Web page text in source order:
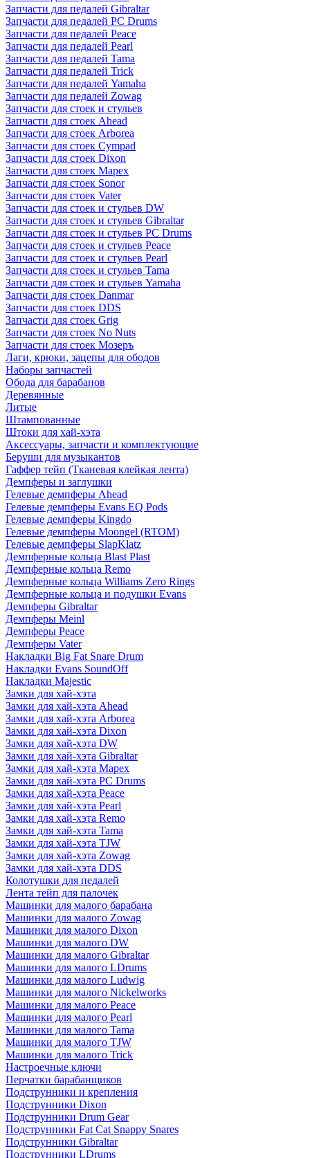
Запчасти для педалей Gibraltar
Запчасти для педалей PC Drums
Запчасти для педалей Peace
Запчасти для педалей Pearl
Запчасти для педалей Tama
Запчасти для педалей Trick
Запчасти для педалей Yamaha
Запчасти для педалей Zowag
Запчасти для стоек и стульев
Запчасти для стоек Ahead
Запчасти для стоек Arborea
Запчасти для стоек Cympad
Запчасти для стоек Dixon
Запчасти для стоек Mapex
Запчасти для стоек Sonor
Запчасти для стоек Vater
Запчасти для стоек и стульев DW
Запчасти для стоек и стульев Gibraltar
Запчасти для стоек и стульев PC Drums
Запчасти для стоек и стульев Peace
Запчасти для стоек и стульев Pearl
Запчасти для стоек и стульев Tama
Запчасти для стоек и стульев Yamaha
Запчасти для стоек Danmar
Запчасти для стоек DDS
Запчасти для стоек Grig
Запчасти для стоек No Nuts
Запчасти для стоек Мозеръ
Лаги, крюки, зацепы для ободов
Наборы запчастей
Обода для барабанов
Деревянные
Литые
Штампованные
Штоки для хай-хэта
Аксессуары, запчасти и комплектующие
Беруши для музыкантов
Гаффер тейп (Тканевая клейкая лента)
Демпферы и заглушки
Гелевые демпферы Ahead
Гелевые демпферы Evans EQ Pods
Гелевые демпферы Kingdo
Гелевые демпферы Moongel (RTOM)
Гелевые демпферы SlapKlatz
Демпферные кольца Blast Plast
Демпферные кольца Remo
Демпферные кольца Williams Zero Rings
Демпферные кольца и подушки Evans
Демпферы Gibraltar
Демпферы Meinl
Демпферы Peace
Демпферы Vater
Накладки Big Fat Snare Drum
Накладки Evans SoundOff
Накладки Majestic
Замки для хай-хэта
Замки для хай-хэта Ahead
Замки для хай-хэта Arborea
Замки для хай-хэта Dixon
Замки для хай-хэта DW
Замки для хай-хэта Gibraltar
Замки для хай-хэта Mapex
Замки для хай-хэта PC Drums
Замки для хай-хэта Peace
Замки для хай-хэта Pearl
Замки для хай-хэта Remo
Замки для хай-хэта Tama
Замки для хай-хэта TJW
Замки для хай-хэта Zowag
Замки для хай-хэта DDS
Колотушки для педалей
Лента тейп для палочек
Машинки для малого барабана
Машинки для малого Zowag
Машинки для малого Dixon
Машинки для малого DW
Машинки для малого Gibraltar
Машинки для малого LDrums
Машинки для малого Ludwig
Машинки для малого Nickelworks
Машинки для малого Peace
Машинки для малого Pearl
Машинки для малого Tama
Машинки для малого TJW
Машинки для малого Trick
Настроечные ключи
Перчатки барабанщиков
Подструнники и крепления
Подструнники Dixon
Подструнники Drum Gear
Подструнники Fat Cat Snappy Snares
Подструнники Gibraltar
Подструнники LDrums